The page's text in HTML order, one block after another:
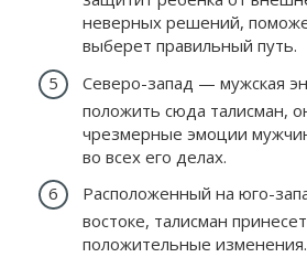
неверных решений,
выберет правильный путь.
Северо-запад — мужская
положить сюда талисман,
чрезмерные эмоции
во всех его делах.
Расположенный на юго-
востоке, талисман
положительные изменения.